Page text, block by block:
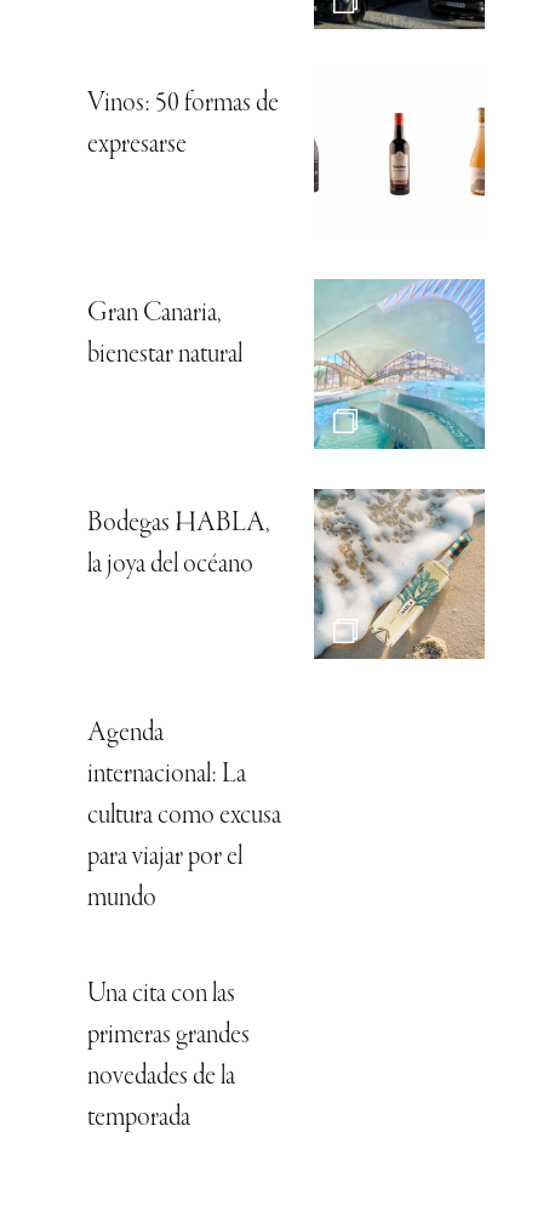
Vinos: 50 formas de
expresarse
Gran Canaria,
bienestar natural
Bodegas HABLA,
la joya del océano
Agenda
internacional: La
cultura como excusa
para viajar por el
mundo
Una cita con las
primeras grandes
novedades de la
temporada